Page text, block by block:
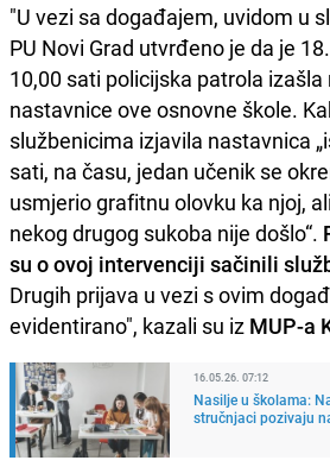
"U vezi sa događajem, uvidom u
PU Novi Grad utvrđeno je da je
10,00 sati policijska patrola
nastavnice ove osnovne škole.
službenicima izjavila nastavnica
sati, na času, jedan učenik se
usmjerio grafitnu olovku ka njoj,
nekog drugog sukoba nije došlo“.
su o ovoj intervenciji sačinili
Drugih prijava u vezi s ovim
evidentirano", kazali su iz MUP-a
16.05.26. 07:12
Nasilje u školama:
stručnjaci pozivaju